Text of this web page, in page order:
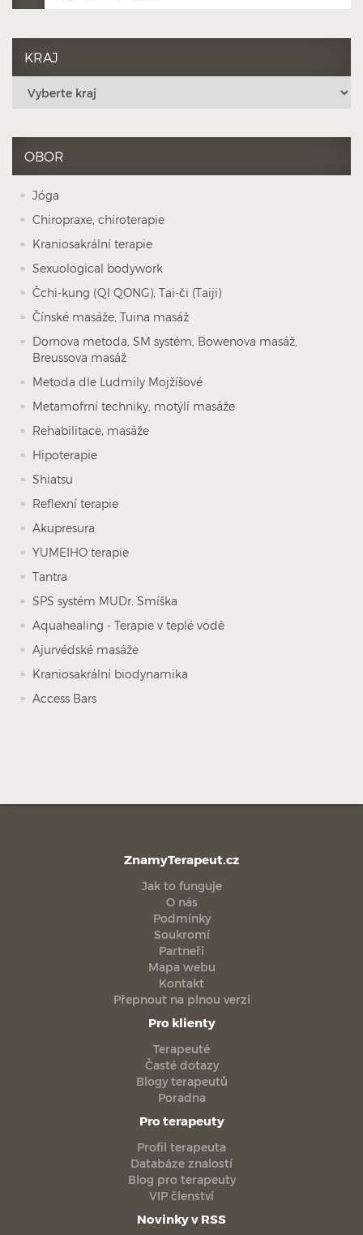
KRAJ
OBOR
Jóga
Chiropraxe, chiroterapie
Kraniosakrální terapie
Sexuological bodywork
Čchi-kung (QI QONG), Tai-či (Taiji)
Čínské masáže, Tuina masáž
Dornova metoda, SM systém, Bowenova masáž,
Breussova masáž
Metoda dle Ludmily Mojžíšové
Metamofrní techniky, motýlí masáže
Rehabilitace, masáže
Hipoterapie
Shiatsu
Reflexní terapie
Akupresura
YUMEIHO terapie
Tantra
SPS systém MUDr. Smíška
Aquahealing - Terapie v teplé vodě
Ajurvédské masáže
Kraniosakrální biodynamika
Access Bars
ZnamyTerapeut.cz
Jak to funguje
O nás
Podmínky
Soukromí
Partneři
Mapa webu
Kontakt
Přepnout na plnou verzi
Pro klienty
Terapeuté
Časté dotazy
Blogy terapeutů
Poradna
Pro terapeuty
Profil terapeuta
Databáze znalostí
Blog pro terapeuty
VIP členství
Novinky v RSS